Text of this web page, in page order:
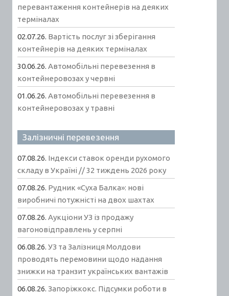
перевантаження контейнерів на деяких
терміналах
02.07.26. Вартість послуг зі зберігання
контейнерів на деяких терміналах
30.06.26. Автомобільні перевезення в
контейнеровозах у червні
01.06.26. Автомобільні перевезення в
контейнеровозах у травні
Залізничні перевезення
07.08.26. Індекси ставок оренди рухомого
складу в Україні // 32 тиждень 2026 року
07.08.26. Рудник «Суха Балка»: нові
виробничі потужністі на двох шахтах
07.08.26. Аукціони УЗ із продажу
вагоновідправлень у серпні
06.08.26. УЗ та Залізниця Молдови
проводять перемовини щодо надання
знижки на транзит українських вантажів
06.08.26. Запоріжкокс. Підсумки роботи в